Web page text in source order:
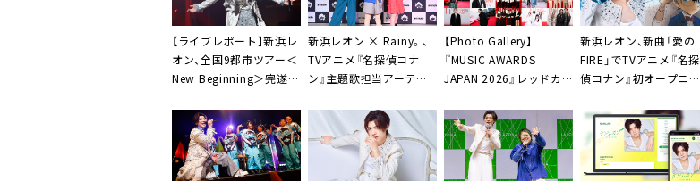
【ライブレポート】新浜レ
オン、全国9都市ツアー＜
New Beginning＞完遂
新浜レオン × Rainy。、
TVアニメ『名探偵コナ
ン』主題歌担当アーティ
川コナン登場
【Photo Gallery】
『MUSIC AWARDS
JAPAN 2026』レッドカ
組の全画像公開
新浜レオン、新曲「愛の
FIRE」でTVアニメ『名探
偵コナン』初オープニン
き締まる思いです」